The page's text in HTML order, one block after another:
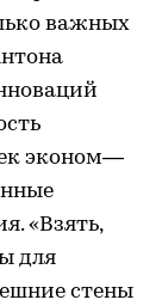
важных
эконом—
«Взять,
для
стены